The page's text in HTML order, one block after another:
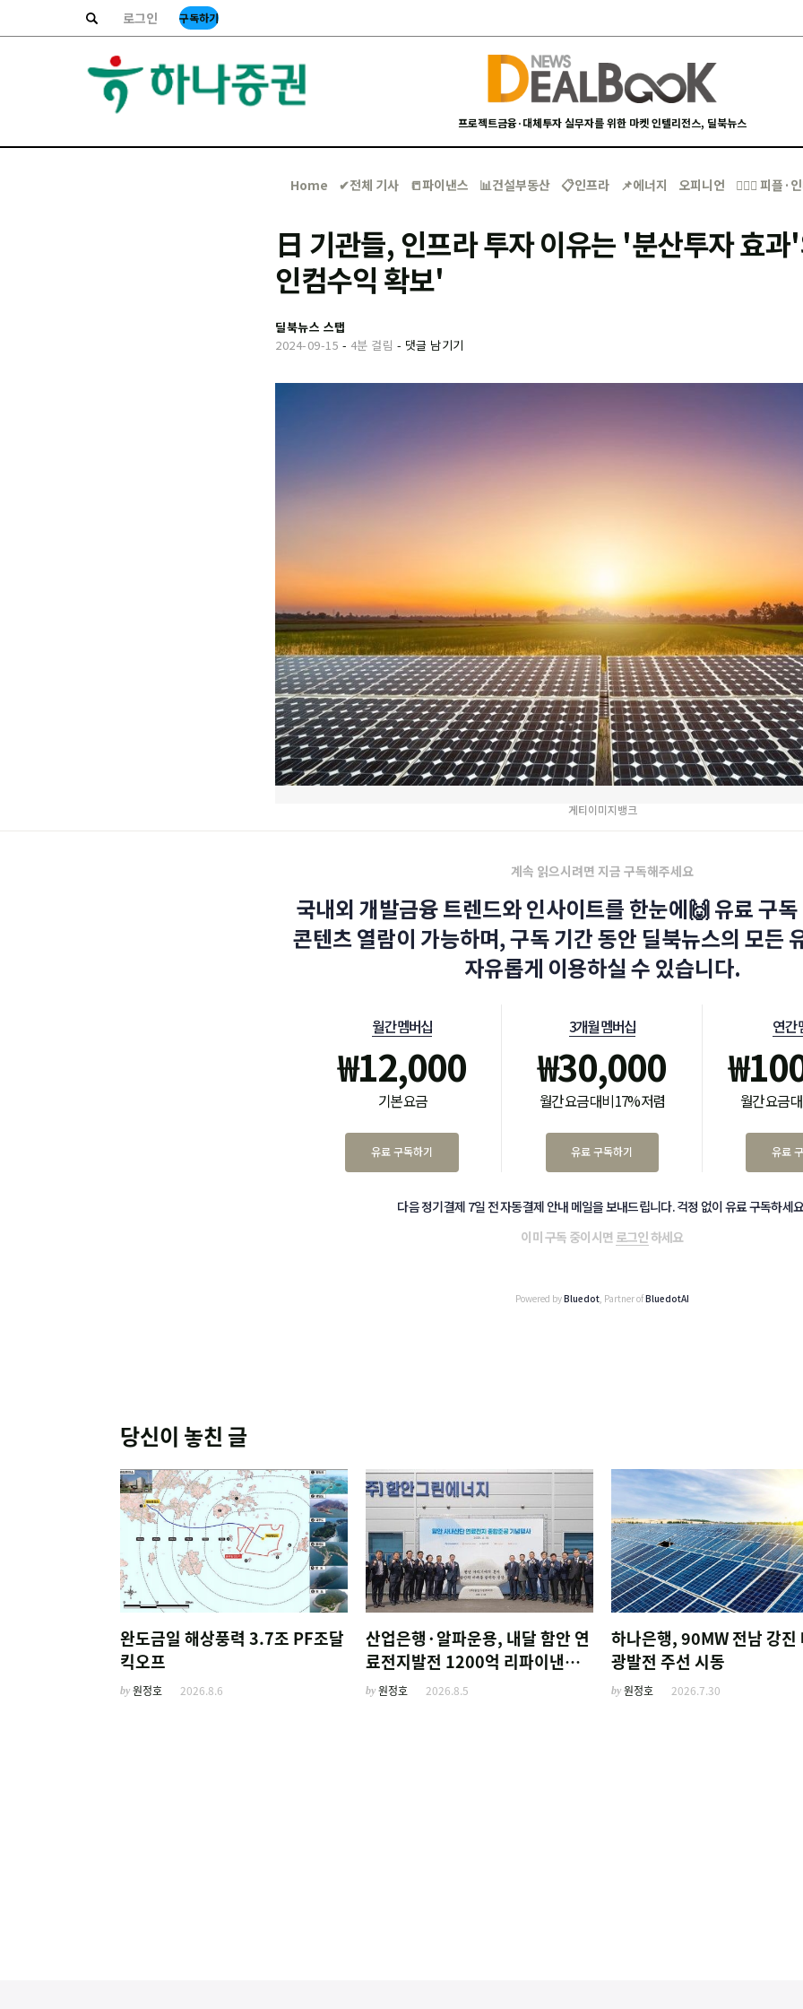
로그인 구독하기
프로젝트금융·대체투자 실무자를 위한 마켓 인텔리전스, 딜북뉴스
Home ✔︎전체 기사 📒파이낸스 📊건설부동산 📋인프라 📌에너지 오피니언 🙋🏻‍♂️ 피플·
日 기관들, 인프라 투자 이유는 '분산투자 효
인컴수익 확보'
딜북뉴스 스탭
2024-09-15 - 4분 걸림 - 댓글 남기기
게티이미지뱅크
계속 읽으시려면 지금 구독해주세요
국내외 개발금융 트렌드와 인사이트를 한눈에🙌 유료 구
콘텐츠 열람이 가능하며, 구독 기간 동안 딜북뉴스의 모든
자유롭게 이용하실 수 있습니다.
월간 멤버십
₩12,000
기본 요금
유료 구독하기
3개월 멤버십
₩30,000
월간 요금 대비 17% 저렴
유료 구독하기
연간
₩
월간 요금
유료
다음 정기결제 7일 전 자동결제 안내 메일을 보내드립니다. 걱정 없이 유료 구독하세
이미 구독 중이시면 로그인하세요
Powered byBluedot, Partner ofBluedotAI
당신이 놓친 글
완도금일 해상풍력 3.7조 PF조달
킥오프
by원정호 2026.8.6
산업은행·알파운용, 내달 함안 연
료전지발전 1200억 리파이낸싱
주선
by원정호 2026.8.5
하나은행, 90MW 전남 강진
광발전 주선 시동
by원정호 2026.7.30